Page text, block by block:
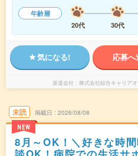
年齢層
20代
30代
気になる! 応募へ
派遣会社 株式会社綜合キャリア
未読
NEW
掲載日 2026/08/08
8月～OK！＼好きな時